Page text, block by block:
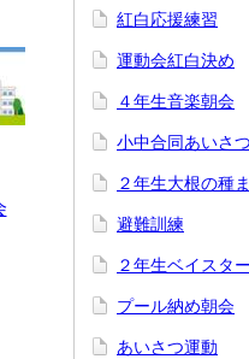
紅白応援練習
運動会紅白決め
４年生音楽朝会
小中合同あいさ
２年生大根の種
避難訓練
２年生ベイスタ
プール納め朝会
あいさつ運動